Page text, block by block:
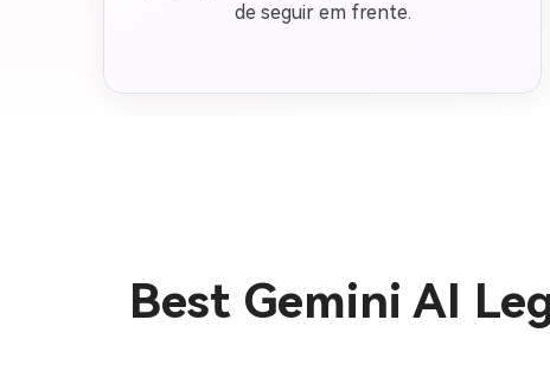
de seguir em frente.
Best Gemini AI